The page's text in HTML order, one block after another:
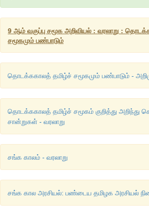
9 ஆம் வகுப்பு சமூக அறிவியல் : வரலாறு :
சமூகமும் பண்பாடும்
தொடக்ககாலத் தமிழ்ச் சமூகமும் பண்பாடும் -
தொடக்ககாலத் தமிழ்ச் சமூகம் குறித்து
சான்றுகள் - வரலாறு
சங்க காலம் - வரலாறு
சங்க கால அரசியல்: பண்டைய தமிழக அரசியல்